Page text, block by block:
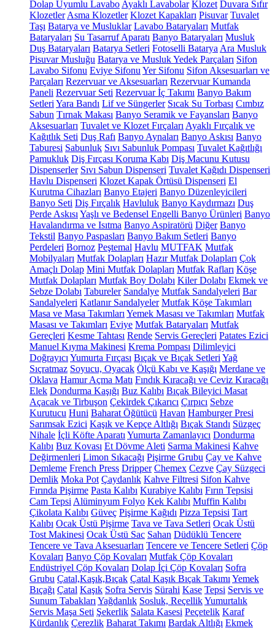
Dolap Uyumlu Lavabo Ayaklı Lavabolar Klozet Duvara Sıfır
Klozetler Asma Klozetler Klozet Kapakları Pisuvar Tuvalet
Taşı Batarya ve Musluklar Lavabo Bataryaları Mutfak
Bataryaları Su Tasarruf Aparatı Banyo Bataryaları Musluk
Duş Bataryaları Batarya Setleri Fotoselli Batarya Ara Musluk
Pisuvar Musluğu Batarya ve Musluk Yedek Parçaları Sifon
Lavabo Sifonu Eviye Sifonu Yer Sifonu Sifon Aksesuarları ve
Parçaları Rezervuar ve Aksesuarları Rezervuar Kumanda
Paneli Rezervuar Seti Rezervuar İç Takımı Banyo Bakım
Setleri Yara Bandı Lif ve Süngerler Sıcak Su Torbası Cımbız
Sabun Tırnak Makası Banyo Seramik ve Fayansları Banyo
Aksesuarları Tuvalet ve Klozet Fırçaları Ayaklı Fırçalık ve
Kağıtlık Seti Duş Rafı Banyo Aynaları Banyo Askısı Banyo
Taburesi Sabunluk Sıvı Sabunluk Pompası Tuvalet Kağıtlığı
Pamukluk Diş Fırçası Koruma Kabı Diş Macunu Kutusu
Dispenserler Sıvı Sabun Dispenseri Tuvalet Kağıdı Dispenseri
Havlu Dispenseri Klozet Kapak Örtüsü Dispenseri El
Kurutma Cihazları Banyo Etajeri Banyo Düzenleyicileri
Banyo Seti Diş Fırçalık Havluluk Banyo Kaydırmazı Duş
Perde Askısı Yaşlı ve Bedensel Engelli Banyo Ürünleri Banyo
Havalandırma ve Isıtma Banyo Aspiratörü Diğer Banyo
Tekstil Banyo Paspasları Banyo Bakım Setleri Banyo
Perdeleri Bornoz Peştemal Havlu MUTFAK Mutfak
Mobilyaları Mutfak Dolapları Hazır Mutfak Dolapları Çok
Amaçlı Dolap Mini Mutfak Dolapları Mutfak Rafları Köşe
Mutfak Dolapları Mutfak Boy Dolabı Kiler Dolabı Ekmek ve
Sebze Dolabı Tabureler Sandalye Mutfak Sandalyeleri Bar
Sandalyeleri Katlanır Sandalyeler Mutfak Köşe Takımları
Masa ve Masa Takımları Yemek Masası ve Takımları Mutfak
Masası ve Takımları Eviye Mutfak Bataryaları Mutfak
Gereçleri Kesme Tahtası Rende Servis Gereçleri Patates Ezici
Manuel Kıyma Makinesi Krema Pompası Dilimleyici
Doğrayıcı Yumurta Fırçası Bıçak ve Bıçak Setleri Yağ
Sıçratmaz Soyucu, Oyacak Ölçü Kabı ve Kaşığı Merdane ve
Oklava Hamur Açma Matı Fındık Kıracağı ve Ceviz Kıracağı
Elek Dondurma Kaşığı Buz Kalıbı Bıçak Bileyici Masat
Açacak ve Tirbuşon Çekirdek Çıkarıcı Çırpıcı Sebze
Kurutucu Huni Baharat Öğütücü Havan Hamburger Presi
Sarımsak Ezici Kaşık ve Kepçe Altlığı Bıçak Standı Süzgeç
Nihale İçli Köfte Aparatı Yumurta Zamanlayıcı Dondurma
Kalıbı Buz Kovası Et Dövme Aleti Sarma Makinesi Kahve
Değirmenleri Limon Sıkacağı Pişirme Grubu Çay ve Kahve
Demleme French Press Dripper Chemex Cezve Çay Süzgeci
Demlik Moka Pot Çaydanlık Kahve Filtresi Sifon Kahve
Fırında Pişirme Pasta Kalıbı Kurabiye Kalıbı Fırın Tepsisi
Cam Tepsi Alüminyum Folyo Kek Kalıbı Muffin Kalıbı
Çikolata Kalıbı Güveç Pişirme Kağıdı Pizza Tepsisi Tart
Kalıbı Ocak Üstü Pişirme Tava ve Tava Setleri Ocak Üstü
Tost Makinesi Ocak Üstü Sac Sahan Düdüklü Tencere
Tencere ve Tava Aksesuarları Tencere ve Tencere Setleri Çöp
Kovaları Banyo Çöp Kovaları Mutfak Çöp Kovaları
Endüstriyel Çöp Kovaları Dolap İçi Çöp Kovaları Sofra
Grubu Çatal,Kaşık,Bıçak Çatal Kaşık Bıçak Takımı Yemek
Bıçağı Çatal Kaşık Sofra Servis Sürahi Kase Tepsi Servis ve
Sunum Tabakları Yağdanlık Sosluk, ReçellikYumurtalık
Servis Maşa Seti Şekerlik Salata Kasesi Peçetelik Karaf
Kürdanlık Çerezlik Baharat Takımı Bardak Altlığı Ekmek